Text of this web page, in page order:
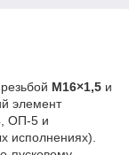
M16×1,5 и
элемент
ОП-5 и
исполнениях).